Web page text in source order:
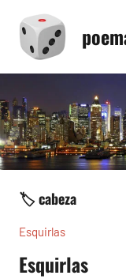
contenido
🏷️ cabeza
Esquirlas
Esquirlas